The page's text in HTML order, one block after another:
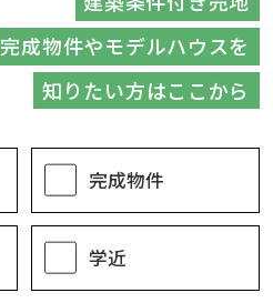
完成物件やモデルハウスを
知りたい方はここから
完成物件
学近